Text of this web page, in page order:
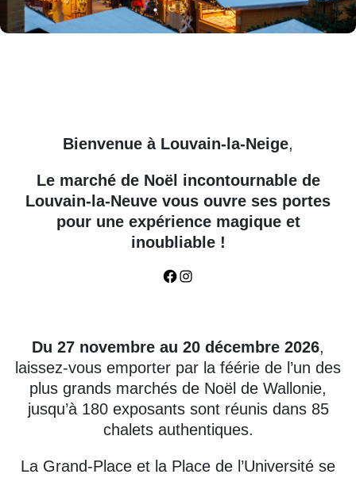
Bienvenue à Louvain-la-Neige,
Le marché de Noël incontournable de
Louvain-la-Neuve vous ouvre ses portes
pour une expérience magique et
inoubliable !
F
e
b
o
o
k
I
a
g
r
a
Du 27 novembre au 20 décembre 2026,
laissez-vous emporter par la féérie de l’un des
plus grands marchés de Noël de Wallonie,
jusqu’à 180 exposants sont réunis dans 85
chalets authentiques.
La Grand-Place et la Place de l’Université se